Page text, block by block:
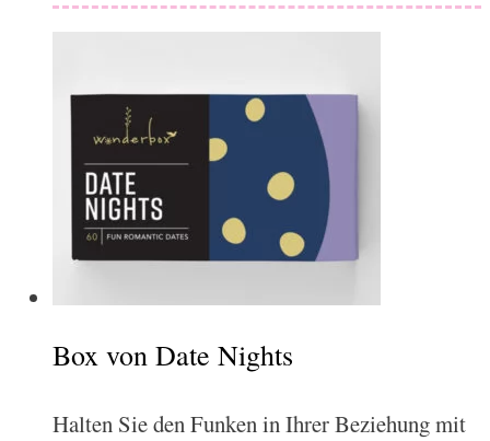
Box von Date Nights
Halten Sie den Funken in Ihrer Beziehung mit